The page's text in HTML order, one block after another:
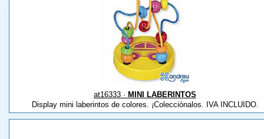
at16333 · MINI LABERINTOS
Display mini laberintos de colores. ¡Colecciónalos. IVA INCLUIDO.